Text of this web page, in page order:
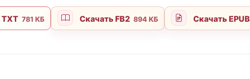
781 КБ Скачать FB2 894 КБ Скачать EPUB